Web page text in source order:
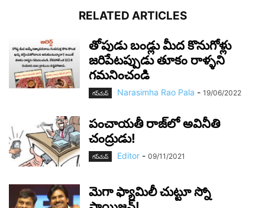
RELATED ARTICLES
తోపుడు బండ్లు మీద కొనుగోళ్లు
జరిపేటప్పుడు తూకం రాళ్ళని
గమనించండి
గ‌ప్‌చుప్ Narasimha Rao Pala - 19/06/2022
పంచాయ‌తీ రాజ్‌లో అవినీతి
చంద్రుడు!
గ‌ప్‌చుప్ Editor - 09/11/2021
మెగా ఫ్యామిలీ చుట్టూ స్నో